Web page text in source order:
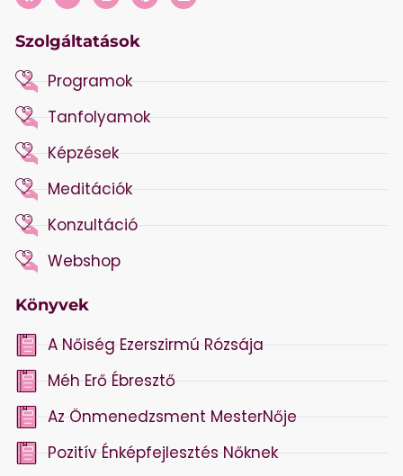
Szolgáltatások
Programok
Tanfolyamok
Képzések
Meditációk
Konzultáció
Webshop
Könyvek
A Nőiség Ezerszirmú Rózsája
Méh Erő Ébresztő
Az Önmenedzsment MesterNője
Pozitív Énképfejlesztés Nőknek